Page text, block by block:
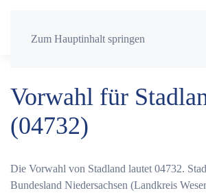
Zum Hauptinhalt springen
Vorwahl für
(04732)
Die Vorwahl von Stadland lautet 04732.
Bundesland Niedersachsen (Landkreis